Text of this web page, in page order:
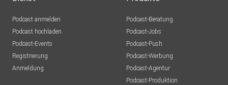
Podcast anmelden
Podcast hochladen
Podcast-Events
Registrierung
Anmeldung
Podcast-Beratung
Podcast-Jobs
Podcast-Push
Podcast-Werbung
Podcast-Agentur
Podcast-Produktion